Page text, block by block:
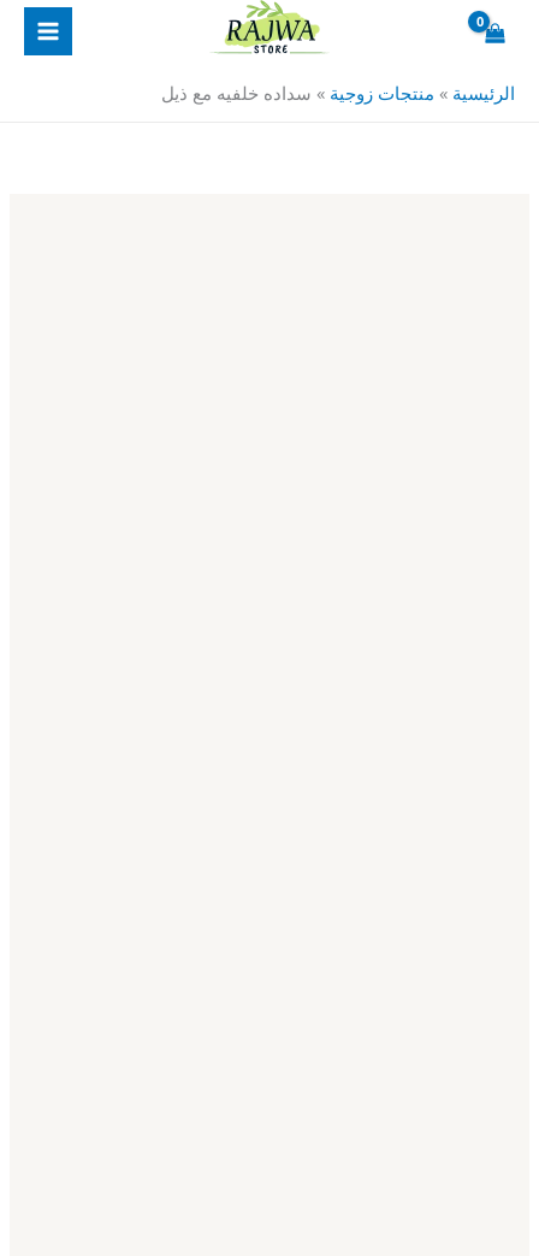
الرئيسية » منتجات زوجية » سداده خلفيه مع ذيل
كمية
سداده
مع